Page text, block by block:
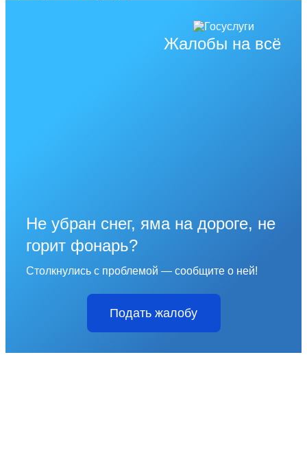
Жалобы на всё
Не убран снег, яма на дороге, не
горит фонарь?
Столкнулись с проблемой — сообщите о ней!
Подать жалобу